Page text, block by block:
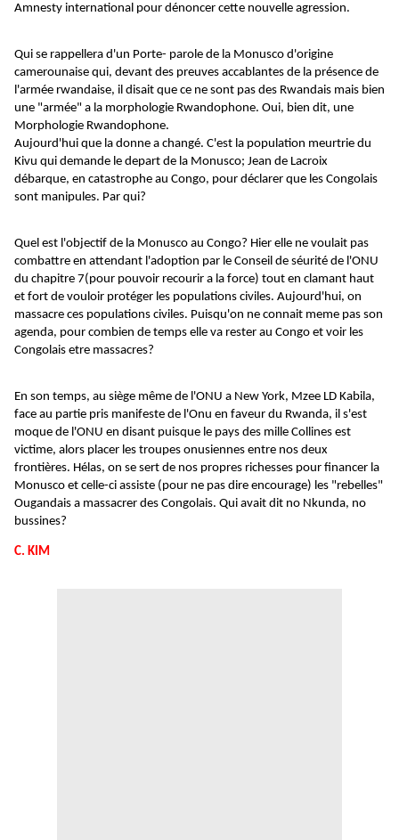
Amnesty international pour dénoncer cette nouvelle agression.
Qui se rappellera d'un Porte- parole de la Monusco d'origine
camerounaise qui, devant des preuves accablantes de la présence de
l'armée rwandaise, il disait que ce ne sont pas des Rwandais mais bien
une "armée" a la morphologie Rwandophone. Oui, bien dit, une
Morphologie Rwandophone.
Aujourd'hui que la donne a changé. C'est la population meurtrie du
Kivu qui demande le depart de la Monusco; Jean de Lacroix
débarque, en catastrophe au Congo, pour déclarer que les Congolais
sont manipules. Par qui?
Quel est l'objectif de la Monusco au Congo? Hier elle ne voulait pas
combattre en attendant l'adoption par le Conseil de séurité de l'ONU
du chapitre 7(pour pouvoir recourir a la force) tout en clamant haut
et fort de vouloir protéger les populations civiles. Aujourd'hui, on
massacre ces populations civiles. Puisqu'on ne connait meme pas son
agenda, pour combien de temps elle va rester au Congo et voir les
Congolais etre massacres?
En son temps, au siège même de l'ONU a New York, Mzee LD Kabila,
face au partie pris manifeste de l'Onu en faveur du Rwanda, il s'est
moque de l'ONU en disant puisque le pays des mille Collines est
victime, alors placer les troupes onusiennes entre nos deux
frontières. Hélas, on se sert de nos propres richesses pour financer la
Monusco et celle-ci assiste (pour ne pas dire encourage) les "rebelles"
Ougandais a massacrer des Congolais. Qui avait dit no Nkunda, no
bussines?
C. KIM